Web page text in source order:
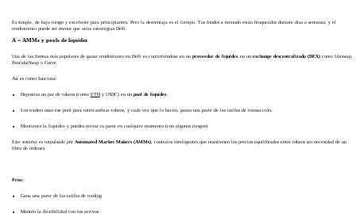
Es simple, de bajo riesgo y excelente para principiantes. Pero la desventaja es el tiempo. Tus fondos a menudo están bloqueados durante días o semanas, y el
rendimiento puede ser menor que otras estrategias DeFi.
A = AMMs y pools de liquidez
Una de las formas más populares de ganar rendimiento en DeFi es convirtiéndose en un proveedor de liquidezen un exchange descentralizado (DEX)como Uniswap,
PancakeSwap o Curve.
Así es como funciona:
Depositas un par de tokens (como ETHy USDC) en un pool de liquidez.
Los traders usan ese pool para intercambiar tokens, y cada vez que lo hacen, ganas una parte de las tarifas de transacción.
Mantienes la liquidez y puedes retirar tu parte en cualquier momento (con algunos riesgos).
Este sistema es impulsado por Automated Market Makers (AMMs), contratos inteligentes que mantienen los precios equilibrados entre tokens sin necesidad de un
libro de órdenes.
Pros:
Gana una parte de las tarifas de trading
Mantén la flexibilidad con tus activos